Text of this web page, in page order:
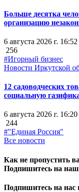
Больше десятка
организацию
6 августа 2026 г. 16:52
256
#Игорный бизнес
Новости Иркутской
12 садоводческих
социальную
6 августа 2026 г. 16:20
244
#"Единая Россия"
Все новости
Как не пропустить
Подпишитесь на
Подпишитесь на нас